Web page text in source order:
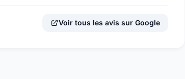
Voir tous les avis sur Google